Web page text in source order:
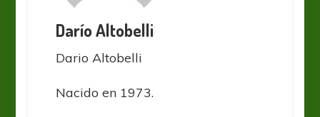
Darío Altobelli
Dario Altobelli
Nacido en 1973.